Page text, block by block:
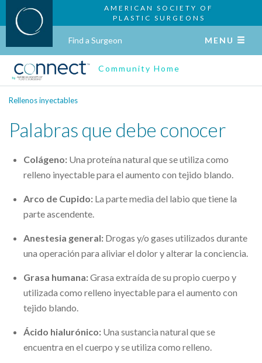
AMERICAN SOCIETY OF
PLASTIC SURGEONS
Find a Surgeon MENU
Community Home
Rellenos inyectables
Palabras que debe conocer
Colágeno: Una proteína natural que se utiliza como
relleno inyectable para el aumento con tejido blando.
Arco de Cupido: La parte media del labio que tiene la
parte ascendente.
Anestesia general: Drogas y/o gases utilizados durante
una operación para aliviar el dolor y alterar la conciencia.
Grasa humana:Grasa extraída de su propio cuerpo y
utilizada como relleno inyectable para el aumento con
tejido blando.
Ácido hialurónico: Una sustancia natural que se
encuentra en el cuerpo y se utiliza como relleno.